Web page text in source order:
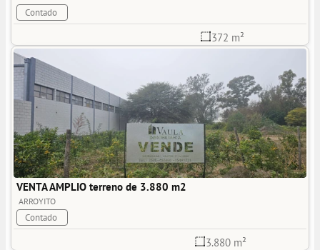
Contado
372 m²
VENTA AMPLIO terreno de 3.880 m2
ARROYITO
Contado
3.880 m²